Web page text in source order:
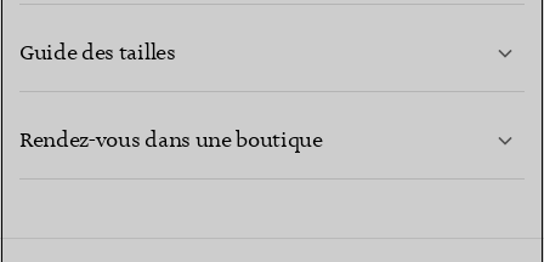
Guide des tailles
Rendez-vous dans une boutique